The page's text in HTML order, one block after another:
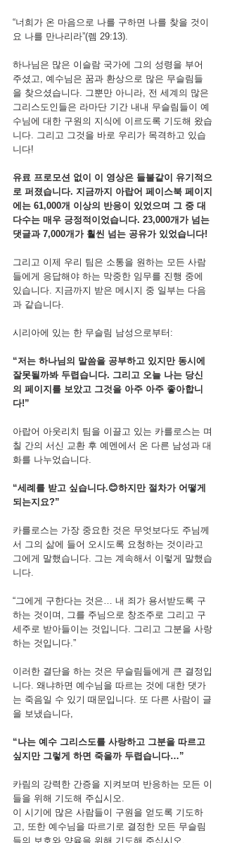
“너희가 온 마음으로 나를 구하면 나를 찾을 것이
요 나를 만나리라”(렘 29:13).
하나님은 많은 이슬람 국가에 그의 성령을 부어
주셨고, 예수님은 꿈과 환상으로 많은 무슬림들
을 찾으셨습니다. 그뿐만 아니라, 전 세계의 많은
그리스도인들은 라마단 기간 내내 무슬림들이 예
수님에 대한 구원의 지식에 이르도록 기도해 왔습
니다. 그리고 그것을 바로 우리가 목격하고 있습
니다!
유료 프로모션 없이 이 영상은 들불같이 유기적으
로 퍼졌습니다. 지금까지 아랍어 페이스북 페이지
에는 61,000개 이상의 반응이 있었으며 그 중 대
다수는 매우 긍정적이었습니다. 23,000개가 넘는
댓글과 7,000개가 훨씬 넘는 공유가 있었습니다!
그리고 이제 우리 팀은 소통을 원하는 모든 사람
들에게 응답해야 하는 막중한 임무를 진행 중에
있습니다. 지금까지 받은 메시지 중 일부는 다음
과 같습니다.
시리아에 있는 한 무슬림 남성으로부터:
“저는 하나님의 말씀을 공부하고 있지만 동시에
잘못될까봐 두렵습니다. 그리고 오늘 나는 당신
의 페이지를 보았고 그것을 아주 아주 좋아합니
다!”
아랍어 아웃리치 팀을 이끌고 있는 카를로스는 며
칠 간의 서신 교환 후 예멘에서 온 다른 남성과 대
화를 나누었습니다.
“세례를 받고 싶습니다.😊하지만 절차가 어떻게
되는지요?”
카를로스는 가장 중요한 것은 무엇보다도 주님께
서 그의 삶에 들어 오시도록 요청하는 것이라고
그에게 말했습니다. 그는 계속해서 이렇게 말했습
니다.
“그에게 구한다는 것은… 내 죄가 용서받도록 구
하는 것이며, 그를 주님으로 창조주로 그리고 구
세주로 받아들이는 것입니다. 그리고 그분을 사랑
하는 것입니다.”
이러한 결단을 하는 것은 무슬림들에게 큰 결정입
니다. 왜냐하면 예수님을 따르는 것에 대한 댓가
는 죽음일 수 있기 때문입니다. 또 다른 사람이 글
을 보냈습니다,
“나는 예수 그리스도를 사랑하고 그분을 따르고
싶지만 그렇게 하면 죽을까 두렵습니다…”
카림의 강력한 간증을 지켜보며 반응하는 모든 이
들을 위해 기도해 주십시오.
이 시기에 많은 사람들이 구원을 얻도록 기도하
고, 또한 예수님을 따르기로 결정한 모든 무슬림
들의 보호와 양육을 위해 기도해 주십시오.